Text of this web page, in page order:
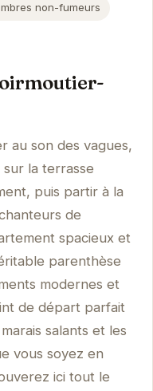
non-fumeurs
au son des vagues,
la terrasse
puis partir à la
de
spacieux et
parenthèse
modernes et
de départ parfait
salants et les
vous soyez en
ici tout le